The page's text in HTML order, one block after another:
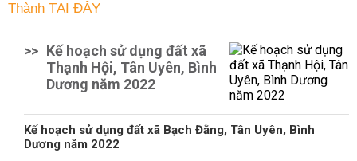
Thành TẠI ĐÂY
>> Kế hoạch sử dụng đất xã
Thạnh Hội, Tân Uyên, Bình
Dương năm 2022
Kế hoạch sử dụng đất xã Bạch Đằng, Tân Uyên, Bình
Dương năm 2022